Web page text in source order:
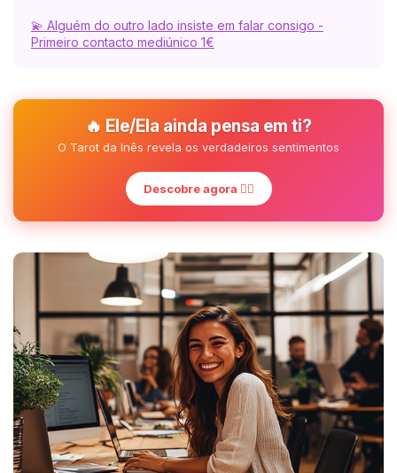
💫 Alguém do outro lado insiste em falar consigo -
Primeiro contacto mediúnico 1€
🔥 Ele/Ela ainda pensa em ti?
O Tarot da Inês revela os verdadeiros sentimentos
Descobre agora ❤️‍🔥